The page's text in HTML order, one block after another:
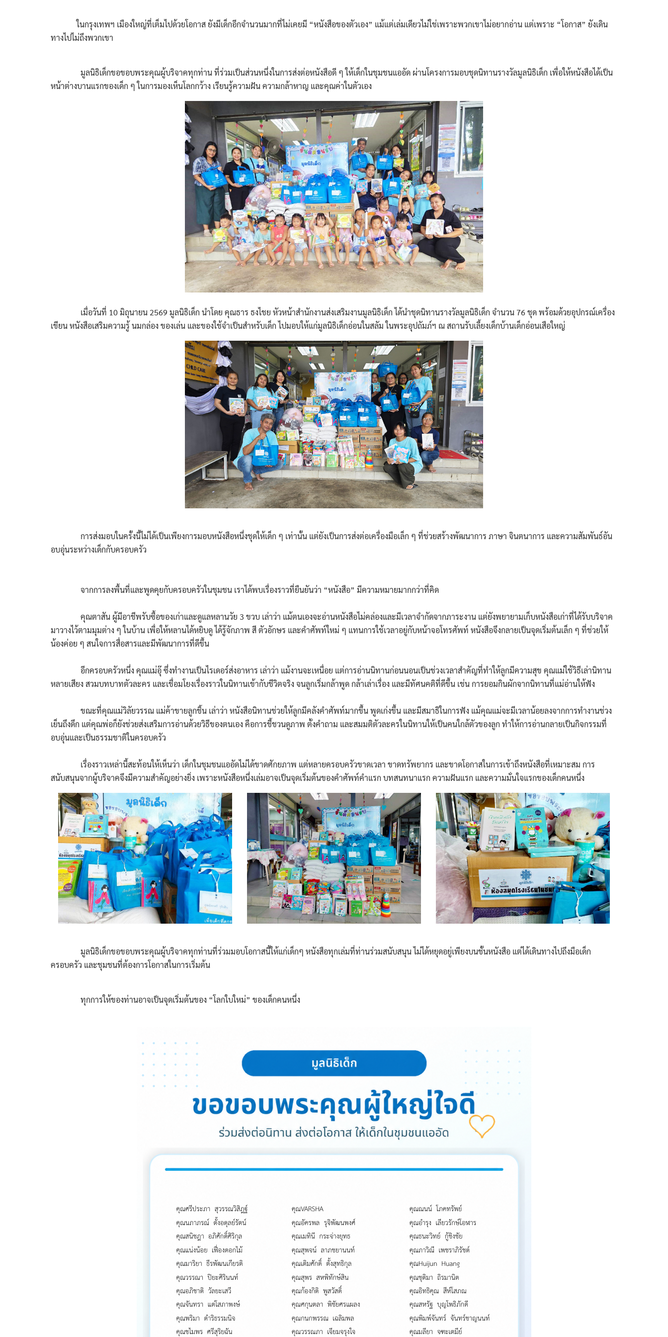
ในกรุงเทพฯ เมืองใหญ่ที่เต็มไปด้วยโอกาส ยังมีเด็กอีกจำนวนมากที่ไม่เคยมี “หนังสือของตัวเอง” แม้แต่เล่มเดียวไม่ใช่เพราะพวกเขาไม่อยากอ่าน แต่เพราะ “โอกาส” ยังเดิน
ทางไปไม่ถึงพวกเขา
มูลนิธิเด็กขอขอบพระคุณผู้บริจาคทุกท่าน ที่ร่วมเป็นส่วนหนึ่งในการส่งต่อหนังสือดี ๆ ให้เด็กในชุมชนแออัด ผ่านโครงการมอบชุดนิทานรางวัลมูลนิธิเด็ก เพื่อให้หนังสือได้เป็น
หน้าต่างบานแรกของเด็ก ๆ ในการมองเห็นโลกกว้าง เรียนรู้ความฝัน ความกล้าหาญ และคุณค่าในตัวเอง
เมื่อวันที่ 10 มิถุนายน 2569 มูลนิธิเด็ก นำโดย คุณธาร ธงไชย หัวหน้าสำนักงานส่งเสริมงานมูลนิธิเด็ก ได้นำชุดนิทานรางวัลมูลนิธิเด็ก จำนวน 76 ชุด พร้อมด้วยอุปกรณ์เครื่อง
เขียน หนังสือเสริมความรู้ นมกล่อง ของเล่น และของใช้จำเป็นสำหรับเด็ก ไปมอบให้แก่มูลนิธิเด็กอ่อนในสลัม ในพระอุปถัมภ์ฯ ณ สถานรับเลี้ยงเด็กบ้านเด็กอ่อนเสือใหญ่
การส่งมอบในครั้งนี้ไม่ได้เป็นเพียงการมอบหนังสือหนึ่งชุดให้เด็ก ๆ เท่านั้น แต่ยังเป็นการส่งต่อเครื่องมือเล็ก ๆ ที่ช่วยสร้างพัฒนาการ ภาษา จินตนาการ และความสัมพันธ์อัน
อบอุ่นระหว่างเด็กกับครอบครัว
จากการลงพื้นที่และพูดคุยกับครอบครัวในชุมชน เราได้พบเรื่องราวที่ยืนยันว่า “หนังสือ” มีความหมายมากกว่าที่คิด
คุณตาสัน ผู้มีอาชีพรับซื้อของเก่าและดูแลหลานวัย 3 ขวบ เล่าว่า แม้ตนเองจะอ่านหนังสือไม่คล่องและมีเวลาจำกัดจากภาระงาน แต่ยังพยายามเก็บหนังสือเก่าที่ได้รับบริจาค
มาวางไว้ตามมุมต่าง ๆ ในบ้าน เพื่อให้หลานได้หยิบดู ได้รู้จักภาพ สี ตัวอักษร และคำศัพท์ใหม่ ๆ แทนการใช้เวลาอยู่กับหน้าจอโทรศัพท์ หนังสือจึงกลายเป็นจุดเริ่มต้นเล็ก ๆ ที่ช่วยให้
น้องค่อย ๆ สนใจการสื่อสารและมีพัฒนาการที่ดีขึ้น
อีกครอบครัวหนึ่ง คุณแม่อุ๊ ซึ่งทำงานเป็นไรเดอร์ส่งอาหาร เล่าว่า แม้งานจะเหนื่อย แต่การอ่านนิทานก่อนนอนเป็นช่วงเวลาสำคัญที่ทำให้ลูกมีความสุข คุณแม่ใช้วิธีเล่านิทาน
หลายเสียง สวมบทบาทตัวละคร และเชื่อมโยงเรื่องราวในนิทานเข้ากับชีวิตจริง จนลูกเริ่มกล้าพูด กล้าเล่าเรื่อง และมีทัศนคติที่ดีขึ้น เช่น การยอมกินผักจากนิทานที่แม่อ่านให้ฟัง
ขณะที่คุณแม่วิลัยวรรณ แม่ค้าขายลูกชิ้น เล่าว่า หนังสือนิทานช่วยให้ลูกมีคลังคำศัพท์มากขึ้น พูดเก่งขึ้น และมีสมาธิในการฟัง แม้คุณแม่จะมีเวลาน้อยลงจากการทำงานช่วง
เย็นถึงดึก แต่คุณพ่อก็ยังช่วยส่งเสริมการอ่านด้วยวิธีของตนเอง คือการชี้ชวนดูภาพ ตั้งคำถาม และสมมติตัวละครในนิทานให้เป็นคนใกล้ตัวของลูก ทำให้การอ่านกลายเป็นกิจกรรมที่
อบอุ่นและเป็นธรรมชาติในครอบครัว
เรื่องราวเหล่านี้สะท้อนให้เห็นว่า เด็กในชุมชนแออัดไม่ได้ขาดศักยภาพ แต่หลายครอบครัวขาดเวลา ขาดทรัพยากร และขาดโอกาสในการเข้าถึงหนังสือที่เหมาะสม การ
สนับสนุนจากผู้บริจาคจึงมีความสำคัญอย่างยิ่ง เพราะหนังสือหนึ่งเล่มอาจเป็นจุดเริ่มต้นของคำศัพท์คำแรก บทสนทนาแรก ความฝันแรก และความมั่นใจแรกของเด็กคนหนึ่ง
มูลนิธิเด็กขอขอบพระคุณผู้บริจาคทุกท่านที่ร่วมมอบโอกาสนี้ให้แก่เด็กๆ หนังสือทุกเล่มที่ท่านร่วมสนับสนุน ไม่ได้หยุดอยู่เพียงบนชั้นหนังสือ แต่ได้เดินทางไปถึงมือเด็ก
ครอบครัว และชุมชนที่ต้องการโอกาสในการเริ่มต้น
ทุกการให้ของท่านอาจเป็นจุดเริ่มต้นของ “โลกใบใหม่” ของเด็กคนหนึ่ง